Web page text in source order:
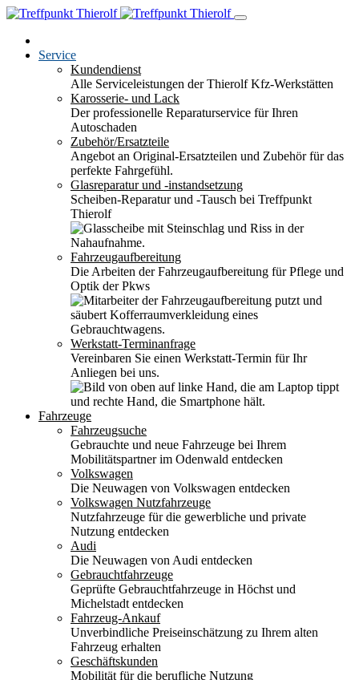
Service
Kundendienst
Alle Serviceleistungen der Thierolf Kfz-Werkstätten
Karosserie- und Lack
Der professionelle Reparaturservice für Ihren
Autoschaden
Zubehör/Ersatzteile
Angebot an Original-Ersatzteilen und Zubehör für das
perfekte Fahrgefühl.
Glasreparatur und -instandsetzung
Scheiben-Reparatur und -Tausch bei Treffpunkt
Thierolf
Fahrzeugaufbereitung
Die Arbeiten der Fahrzeugaufbereitung für Pflege und
Optik der Pkws
Werkstatt-Terminanfrage
Vereinbaren Sie einen Werkstatt-Termin für Ihr
Anliegen bei uns.
Fahrzeuge
Fahrzeugsuche
Gebrauchte und neue Fahrzeuge bei Ihrem
Mobilitätspartner im Odenwald entdecken
Volkswagen
Die Neuwagen von Volkswagen entdecken
Volkswagen Nutzfahrzeuge
Nutzfahrzeuge für die gewerbliche und private
Nutzung entdecken
Audi
Die Neuwagen von Audi entdecken
Gebrauchtfahrzeuge
Geprüfte Gebrauchtfahrzeuge in Höchst und
Michelstadt entdecken
Fahrzeug-Ankauf
Unverbindliche Preiseinschätzung zu Ihrem alten
Fahrzeug erhalten
Geschäftskunden
Mobilität für die berufliche Nutzung